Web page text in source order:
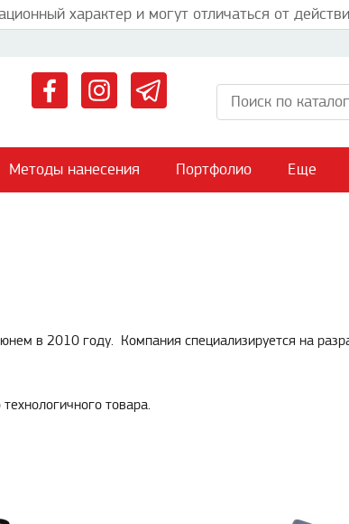
характер и могут отличаться от
Методы нанесения Портфолио Еще
в 2010 году. Компания специализируется на
товара.